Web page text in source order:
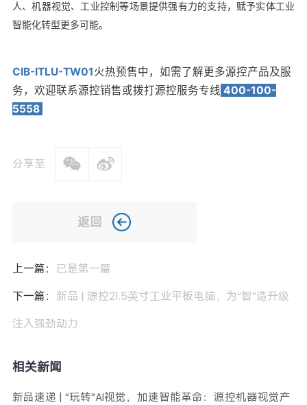
人、机器视觉、工业控制等场景提供强有力的支持，赋予实体工业
智能化转型更多可能。
CIB-ITLU-TW01火热预售中， 如需了解更多源控产品及服
务， 欢迎联系源控销售或拨打源控服务专线 400-100-
5558
分享至
返回
上一篇： 已是第一篇
下一篇： 新品 | 源控21.5英寸工业平板电脑，为“智”造升级
注入强劲动力
相关新闻
新品速递 | “玩转”AI视觉，加速智能革命：源控机器视觉产